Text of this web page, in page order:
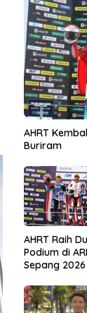
AHRT
Buriram
AHRT Raih
Podium di
Sepang 2026